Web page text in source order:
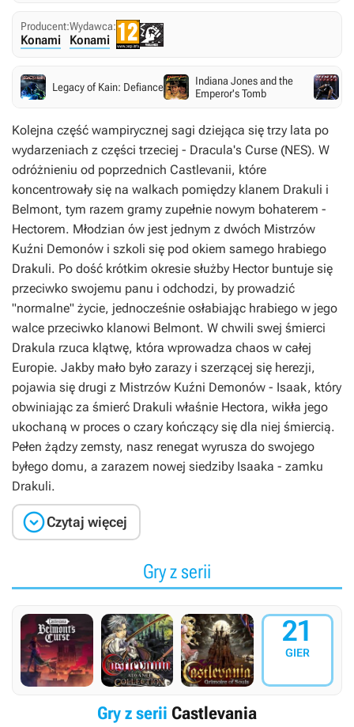
Producent:
Konami
Wydawca:
Konami
Legacy of Kain: Defiance
Indiana Jones and the
Emperor's Tomb
Kolejna część wampirycznej sagi dziejąca się trzy lata po
wydarzeniach z części trzeciej - Dracula's Curse (NES). W
odróżnieniu od poprzednich Castlevanii, które
koncentrowały się na walkach pomiędzy klanem Drakuli i
Belmont, tym razem gramy zupełnie nowym bohaterem -
Hectorem. Młodzian ów jest jednym z dwóch Mistrzów
Kuźni Demonów i szkoli się pod okiem samego hrabiego
Drakuli. Po dość krótkim okresie służby Hector buntuje się
przeciwko swojemu panu i odchodzi, by prowadzić
"normalne" życie, jednocześnie osłabiając hrabiego w jego
walce przeciwko klanowi Belmont. W chwili swej śmierci
Drakula rzuca klątwę, która wprowadza chaos w całej
Europie. Jakby mało było zarazy i szerzącej się herezji,
pojawia się drugi z Mistrzów Kuźni Demonów - Isaak, który
obwiniając za śmierć Drakuli właśnie Hectora, wikła jego
ukochaną w proces o czary kończący się dla niej śmiercią.
Pełen żądzy zemsty, nasz renegat wyrusza do swojego
byłego domu, a zarazem nowej siedziby Isaaka - zamku
Drakuli.
Czytaj więcej
Gry z serii
21
GIER
Gry z serii Castlevania